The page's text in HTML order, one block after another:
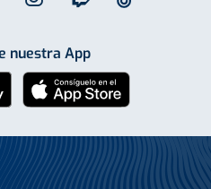
nuestra App